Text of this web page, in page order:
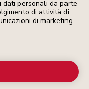
personali da parte
di attività di
di marketing